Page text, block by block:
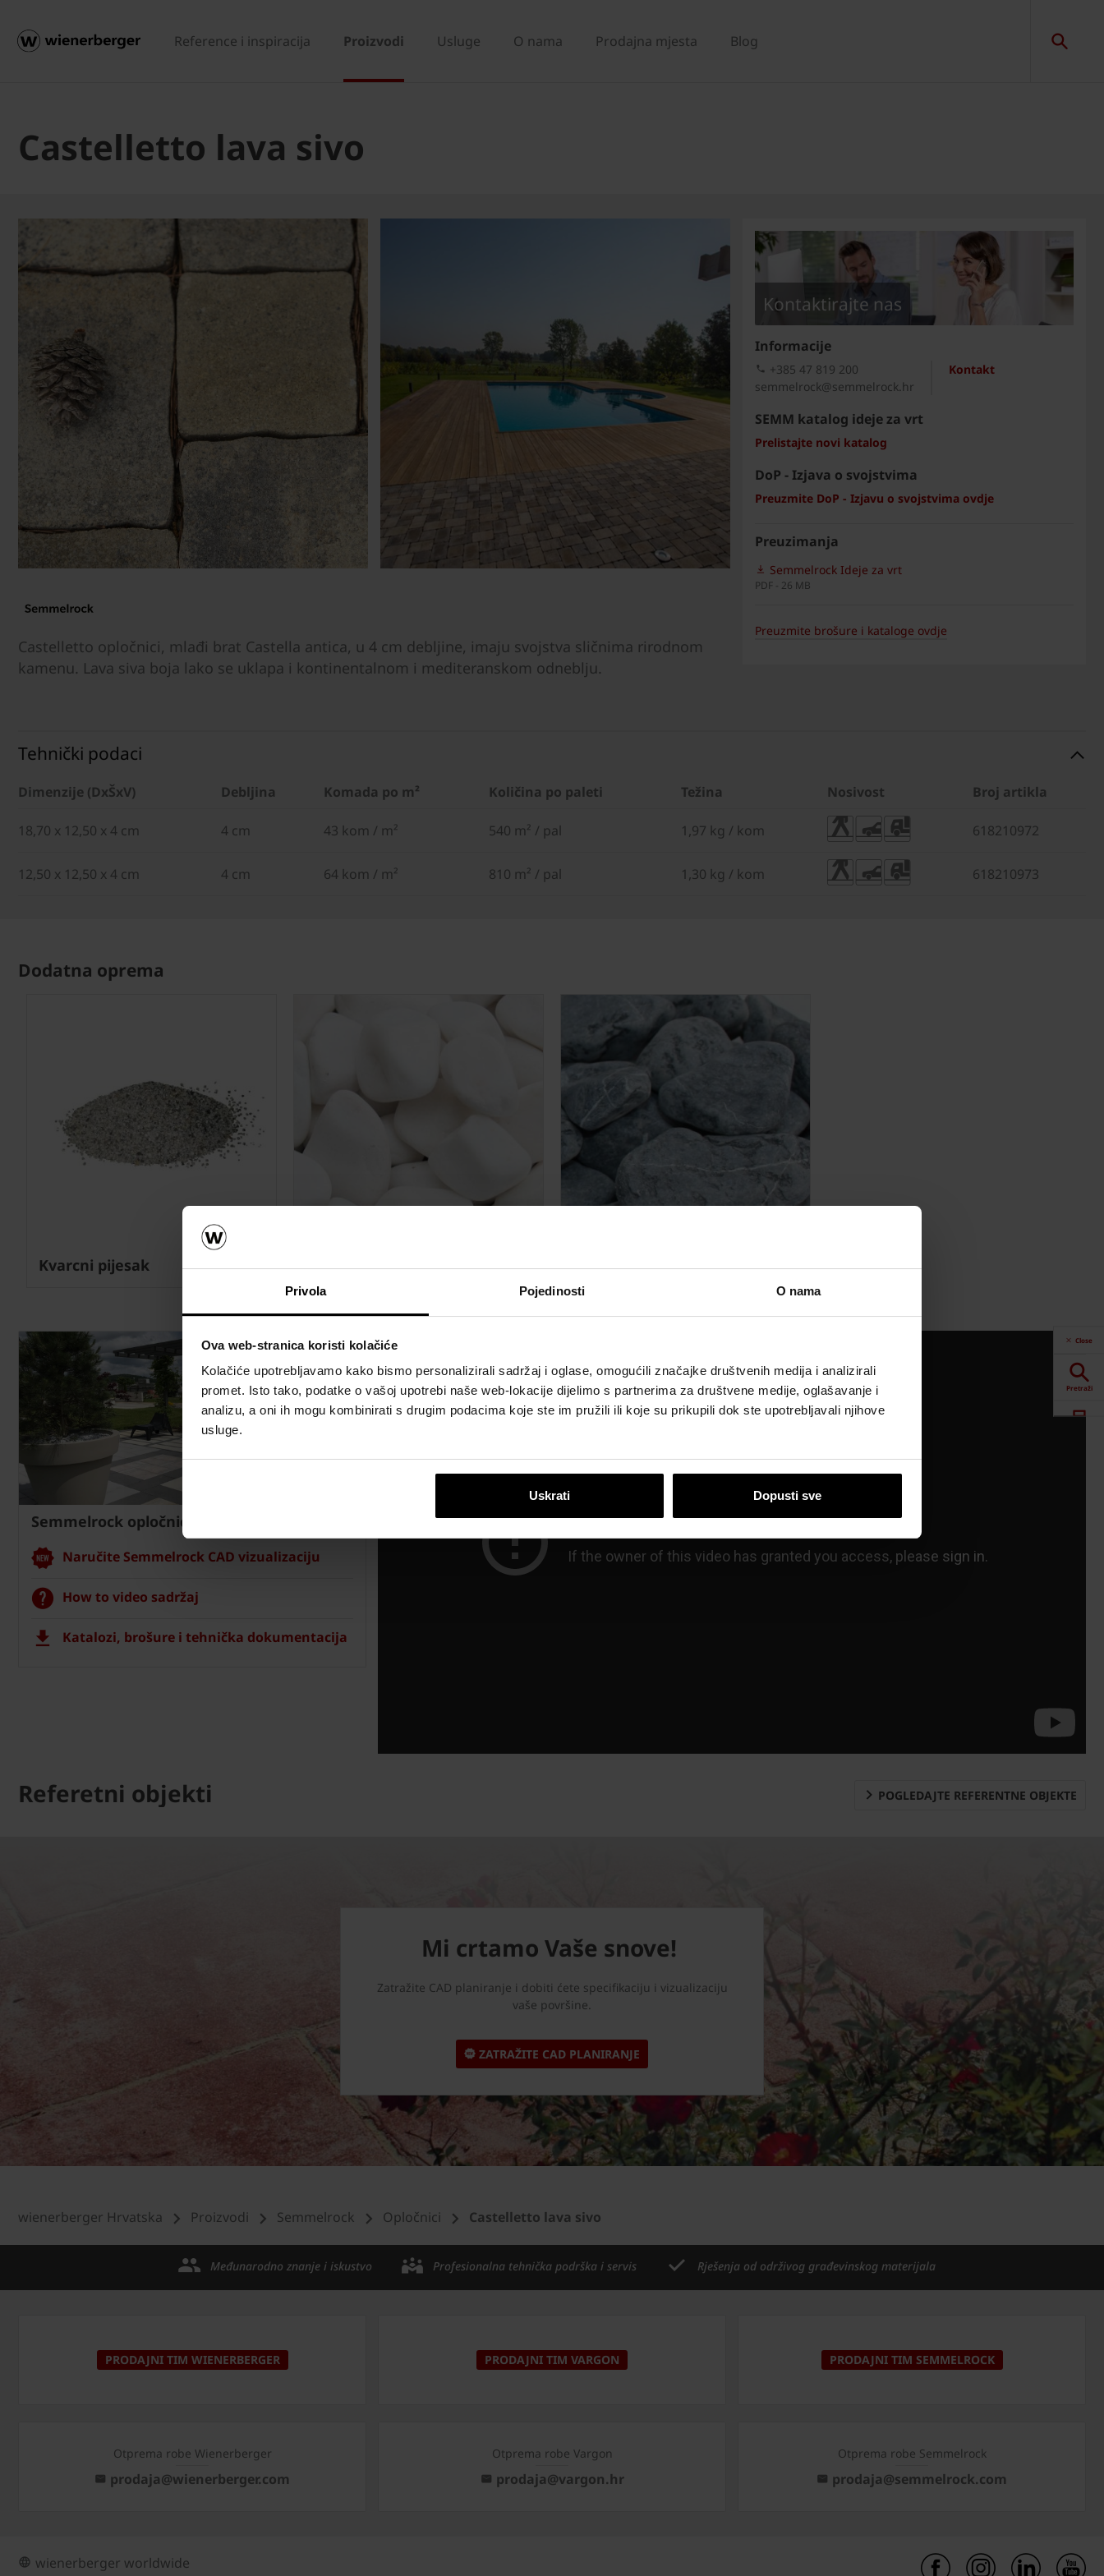
Privola Pojedinosti O nama
Ova web-stranica koristi kolačiće
Kolačiće upotrebljavamo kako bismo personalizirali sadržaj i oglase, omogućili značajke društvenih medija i analizirali
promet. Isto tako, podatke o vašoj upotrebi naše web-lokacije dijelimo s partnerima za društvene medije, oglašavanje i
analizu, a oni ih mogu kombinirati s drugim podacima koje ste im pružili ili koje su prikupili dok ste upotrebljavali njihove
usluge.
Uskrati Dopusti sve
Reference i inspiracija Proizvodi Usluge O nama Prodajna mjesta Blog
Castelletto lava sivo
Castelletto opločnici, mlađi brat Castella antica, u 4 cm debljine, imaju svojstva sličnima rirodnom
kamenu. Lava siva boja lako se uklapa i kontinentalnom i mediteranskom odneblju.
Kontaktirajte nas
Informacije
Kontakt
+385 47 819 200​
semmelrock@semmelrock.hr
SEMM katalog ideje za vrt
Prelistajte novi katalog
DoP - Izjava o svojstvima
Preuzmite DoP - Izjavu o svojstvima ovdje
Preuzimanja
Semmelrock Ideje za vrt
PDF - 26 MB
Preuzmite brošure i kataloge ovdje
Tehnički podaci
Dimenzije (DxŠxV) Debljina Komada po m² Količina po paleti Težina Nosivost Broj artikla
18,70 x 12,50 x 4 cm 4 cm 43 kom / m² 540 m² / pal 1,97 kg / kom 618210972
12,50 x 12,50 x 4 cm 4 cm 64 kom / m² 810 m² / pal 1,30 kg / kom 618210973
Dodatna oprema
Kvarcni pijesak Dekorativni oblutci bijela Dekorativni oblutci siva
Semmelrock opločnici
Naručite Semmelrock CAD vizualizaciju
How to video sadržaj
Katalozi, brošure i tehnička dokumentacija
Referetni objekti POGLEDAJTE REFERENTNE OBJEKTE
Mi crtamo Vaše snove!
Zatražite CAD planiranje i dobiti ćete specifikaciju i vizualizaciju
vaše površine.
ZATRAŽITE CAD PLANIRANJE
Close
Pretraži
wienerberger Hrvatska Proizvodi Semmelrock Opločnici Castelletto lava sivo
Međunarodno znanje i iskustvo Profesionalna tehnička podrška i servis Rješenja od održivog građevinskog materijala
PRODAJNI TIM WIENERBERGER PRODAJNI TIM VARGON PRODAJNI TIM SEMMELROCK
Otprema robe Wienerberger
prodaja@wienerberger.com
Otprema robe Vargon
prodaja@vargon.hr
Otprema robe Semmelrock
prodaja@semmelrock.com
wienerberger worldwide